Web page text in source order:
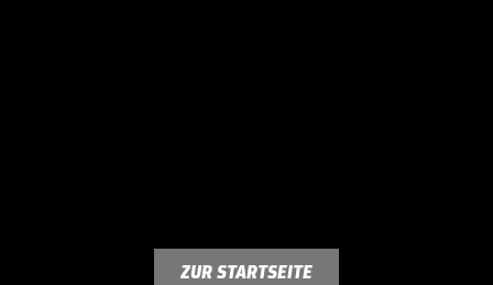
ZUR STARTSEITE